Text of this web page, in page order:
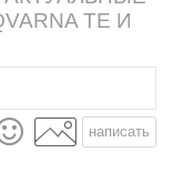
TE И
написать